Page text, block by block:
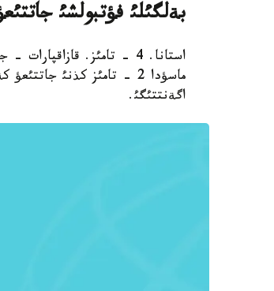
بةلگئلئ فؤتبولشئ
استانا. 4 - تامئز.
ماسؤدا 2 - تامئز كذنئ
اگةنتتئگئ.